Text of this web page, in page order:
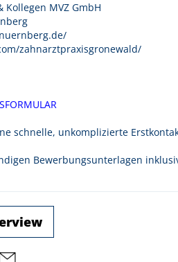
MVZ GmbH
zahnarztpraxisgronewald/
schnelle, unkomplizierte
Bewerbungsunterlagen